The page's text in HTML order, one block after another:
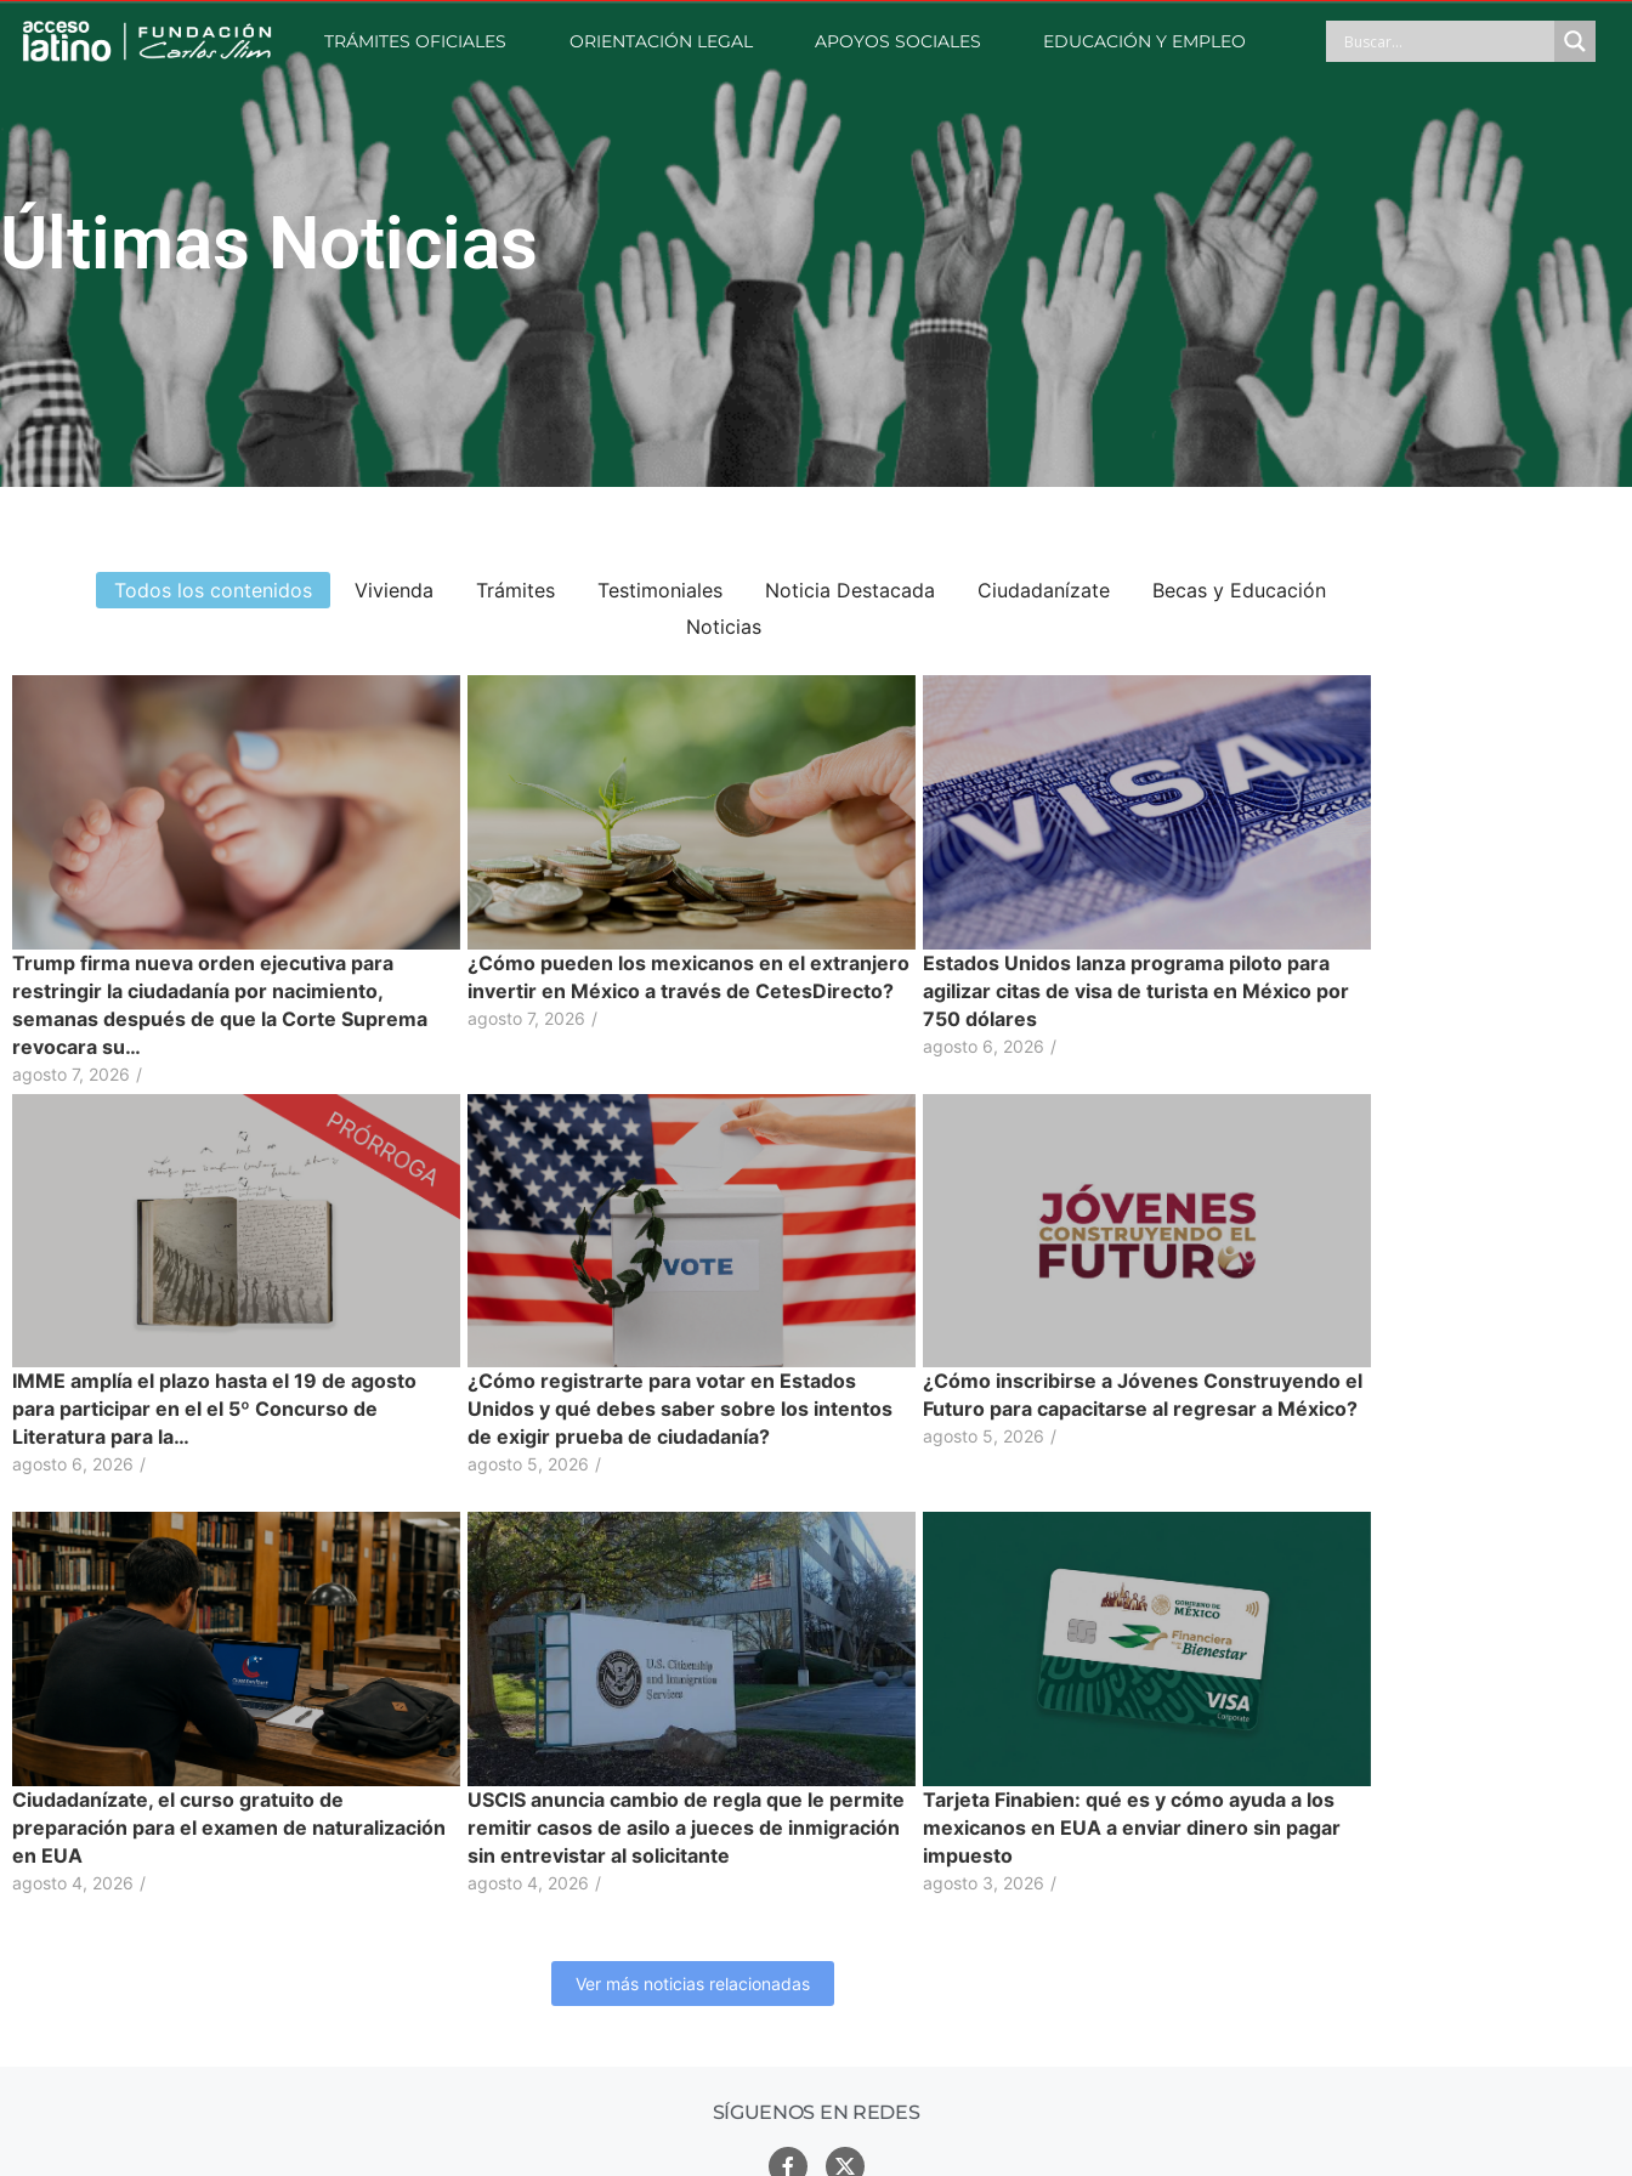
TRÁMITES OFICIALES ORIENTACIÓN LEGAL APOYOS SOCIALES EDUCACIÓN Y EMPLEO
Últimas Noticias
Todos los contenidos Vivienda Trámites Testimoniales Noticia Destacada Ciudadanízate
Becas y Educación
Noticias
Trump firma nueva orden ejecutiva para
restringir la ciudadanía por nacimiento,
semanas después de que la Corte Suprema
revocara su…
agosto 7, 2026 /
¿Cómo pueden los mexicanos en el extranjero
invertir en México a través de CetesDirecto?
agosto 7, 2026 /
Estados Unidos lanza programa piloto para
agilizar citas de visa de turista en México por
750 dólares
agosto 6, 2026 /
IMME amplía el plazo hasta el 19 de agosto
para participar en el el 5º Concurso de
Literatura para la…
agosto 6, 2026 /
¿Cómo registrarte para votar en Estados
Unidos y qué debes saber sobre los intentos
de exigir prueba de ciudadanía?
agosto 5, 2026 /
¿Cómo inscribirse a Jóvenes Construyendo el
Futuro para capacitarse al regresar a México?
agosto 5, 2026 /
Ciudadanízate, el curso gratuito de
preparación para el examen de naturalización
en EUA
agosto 4, 2026 /
USCIS anuncia cambio de regla que le permite
remitir casos de asilo a jueces de inmigración
sin entrevistar al solicitante
agosto 4, 2026 /
Tarjeta Finabien: qué es y cómo ayuda a los
mexicanos en EUA a enviar dinero sin pagar
impuesto
agosto 3, 2026 /
Ver más noticias relacionadas
SÍGUENOS EN REDES